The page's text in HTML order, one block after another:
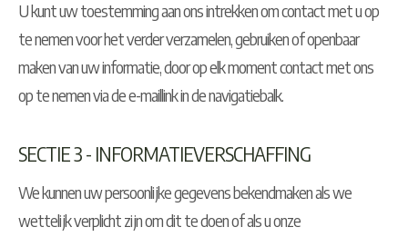
U kunt uw toestemming aan ons intrekken om contact met u op
te nemen voor het verder verzamelen, gebruiken of openbaar
maken van uw informatie, door op elk moment contact met ons
op te nemen via de e-maillink in de navigatiebalk.
SECTIE 3 - INFORMATIEVERSCHAFFING
We kunnen uw persoonlijke gegevens bekendmaken als we
wettelijk verplicht zijn om dit te doen of als u onze